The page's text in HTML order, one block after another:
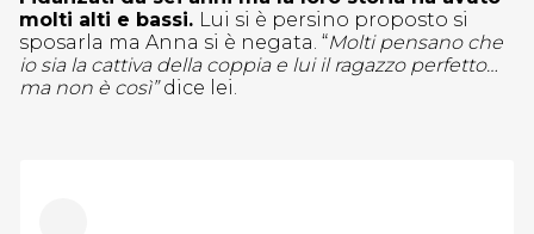
molti alti e bassi. Lui si è persino proposto si
sposarla ma Anna si è negata. “Molti pensano che
io sia la cattiva della coppia e lui il ragazzo perfetto…
ma non è così”dice lei.